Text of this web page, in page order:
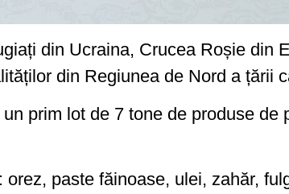
din Ucraina, Crucea Roșie din
din Regiunea de Nord a țării
prim lot de 7 tone de produse de
paste făinoase, ulei, zahăr,